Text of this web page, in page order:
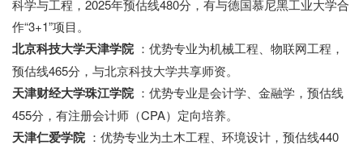
科学与工程，2025年预估线480分，有与德国慕尼黑工业大学合
作“3+1”项目。
北京科技大学天津学院 ：优势专业为机械工程、物联网工程，
预估线465分，与北京科技大学共享师资。
天津财经大学珠江学院 ：优势专业是会计学、金融学，预估线
455分，有注册会计师（CPA）定向培养。
天津仁爱学院 ：优势专业为土木工程、环境设计，预估线440